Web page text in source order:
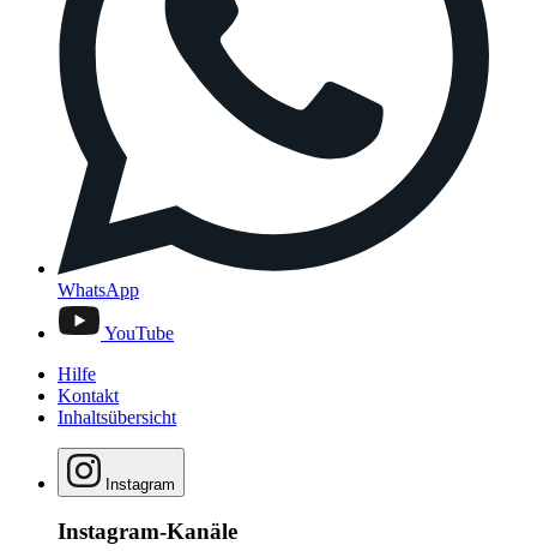
WhatsApp
YouTube
Hilfe
Kontakt
Inhaltsübersicht
Instagram
Instagram-Kanäle